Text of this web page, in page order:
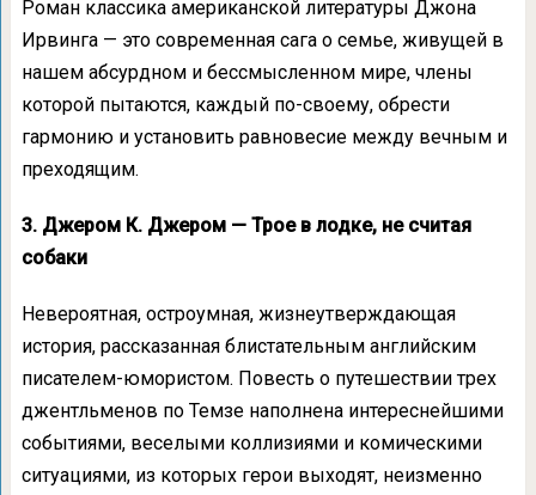
Роман классика американской литературы Джона
Ирвинга — это современная сага о семье, живущей в
нашем абсурдном и бессмысленном мире, члены
которой пытаются, каждый по-своему, обрести
гармонию и установить равновесие между вечным и
преходящим.
3. Джером К. Джером — Трое в лодке, не считая
собаки
Невероятная, остроумная, жизнеутверждающая
история, рассказанная блистательным английским
писателем-юмористом. Повесть о путешествии трех
джентльменов по Темзе наполнена интереснейшими
событиями, веселыми коллизиями и комическими
ситуациями, из которых герои выходят, неизменно